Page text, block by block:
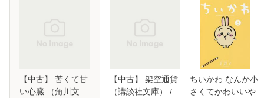
【中古】 苦くて甘
い心臓 （角川文
【中古】 架空通貨
（講談社文庫） /
ちいかわ なんか小
さくてかわいいや